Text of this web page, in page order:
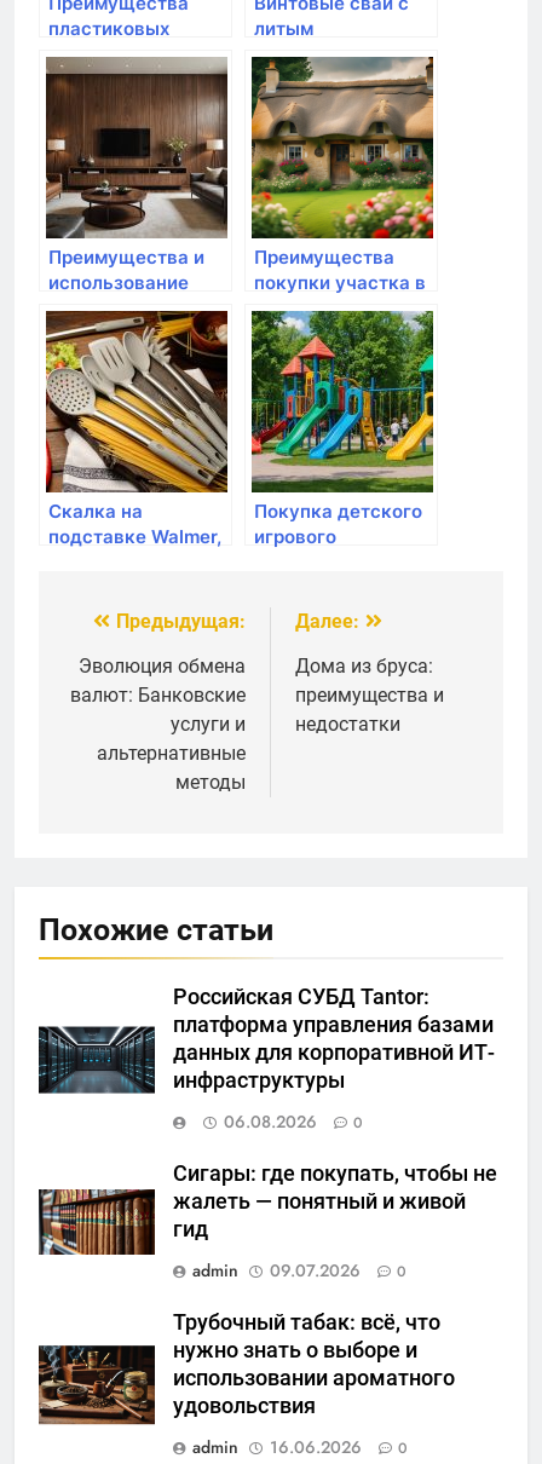
пластиковых
компостеров на
даче
литым
наконечником:
идеальное
решение для
фундамента
Преимущества и
использование
натурального
шпона в интерьере
Преимущества
покупки участка в
коттеджном
поселке во
Всеволожском
районе ЛО
Скалка на
подставке Walmer,
Покупка детского
игрового
родителям в
Новосибирске
Навигация
по
записям
Предыдущая:
Эволюция обмена
валют: Банковские
услуги и
альтернативные
методы
Далее:
Дома из бруса:
преимущества и
недостатки
Похожие статьи
Российская СУБД Tantor:
платформа управления базами
данных для корпоративной ИТ-
инфраструктуры
06.08.2026
0
Сигары: где покупать, чтобы не
жалеть — понятный и живой
гид
admin
09.07.2026 0
Трубочный табак: всё, что
нужно знать о выборе и
использовании ароматного
удовольствия
admin
16.06.2026 0